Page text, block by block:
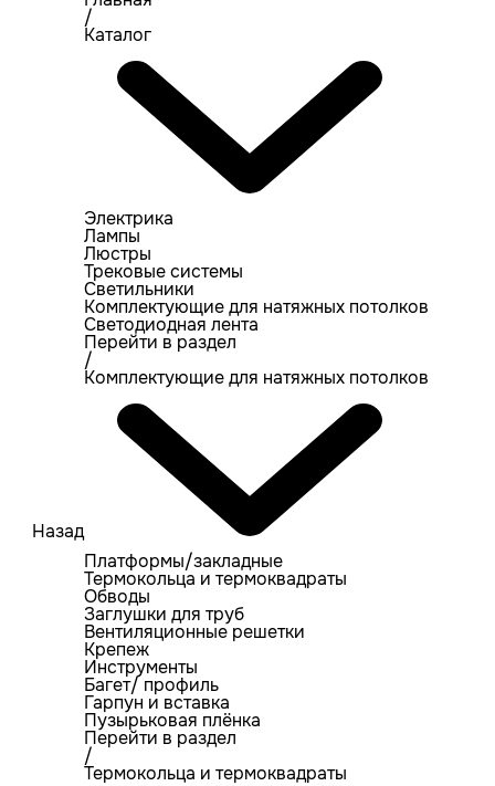
Назад
/
Каталог
Электрика
Лампы
Люстры
Трековые системы
Светильники
Комплектующие для натяжных потолков
Светодиодная лента
Перейти в раздел
/
Комплектующие для натяжных потолков
Платформы/закладные
Термокольца и термоквадраты
Обводы
Заглушки для труб
Вентиляционные решетки
Крепеж
Инструменты
Багет/ профиль
Гарпун и вставка
Пузырьковая плёнка
Перейти в раздел
/
Термокольца и термоквадраты